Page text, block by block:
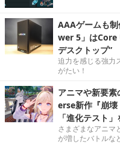
AAAゲームも
wer 5」はCore
デスクトップ”
迫力を感じる強力
がたい！
アニマや新要
erse新作『崩
「進化テスト
さまざまなアニマ
が増したバトルな